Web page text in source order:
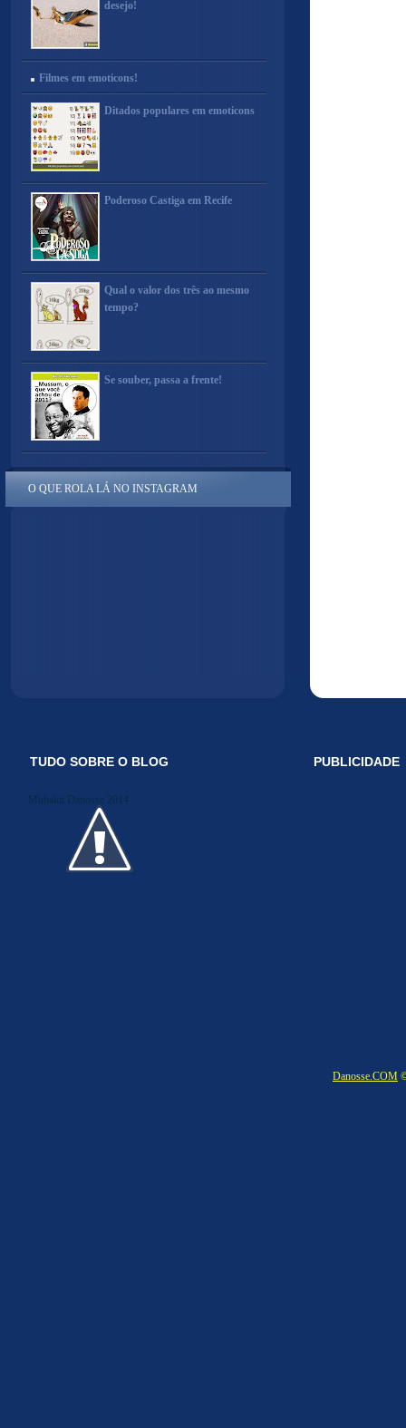
desejo!
Filmes em emoticons!
Ditados populares em emoticons
Poderoso Castiga em Recife
Qual o valor dos três ao mesmo
tempo?
Se souber, passa a frente!
O QUE ROLA LÁ NO INSTAGRAM
TUDO SOBRE O BLOG
Midiakit Danosse 2014
PUBLICIDADE
Danosse.COM